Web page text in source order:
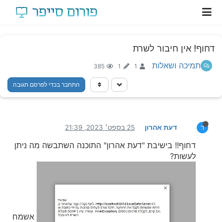
דחוף! אין חיבור לשרת
תמיכה ושאלות 1
1
385
התחבר בכדי לפרסם תגובה
ד דעת אהרון 25 בספט׳ 2023, 21:39
דחוף!! בישיבת "דעת אהרון" התוכנה השתבשה מה ניתן
לעשות?
אשמח